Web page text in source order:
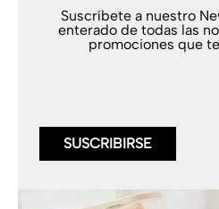
Suscríbete a nuestro
enterado de todas las
promociones que
SUSCRIBIRSE